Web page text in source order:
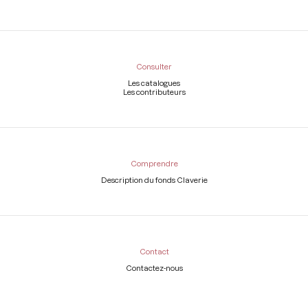
Consulter
Les catalogues
Les contributeurs
Comprendre
Description du fonds Claverie
Contact
Contactez-nous